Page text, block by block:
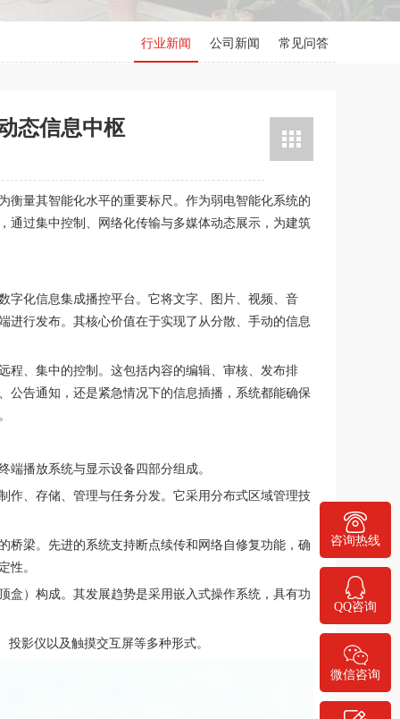
常见问答
公司新闻
行业新闻
态信息中枢
衡量其智能化水平的重要标尺。作为弱电智能化系统的
通过集中控制、网络化传输与多媒体动态展示，为建筑
字化信息集成播控平台。它将文字、图片、视频、音
进行发布。其核心价值在于实现了从分散、手动的信息
程、集中的控制。这包括内容的编辑、审核、发布排
公告通知，还是紧急情况下的信息插播，系统都能确保
播放系统与显示设备四部分组成。
作、存储、管理与任务分发。它采用分布式区域管理技
桥梁。先进的系统支持断点续传和网络自修复功能，确
性。
盒）构成。其发展趋势是采用嵌入式操作系统，具有功
影仪以及触摸交互屏等多种形式。
咨询热线
400-778-1068
QQ咨询
微信咨询